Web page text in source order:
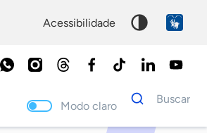
acessibilidade
Modo claro
Dados
para
Buscar